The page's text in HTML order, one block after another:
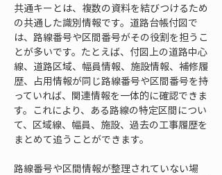
共通キーとは、複数の資料を結びつけるため
の共通した識別情報です。道路台帳付図で
は、路線番号や区間番号がその役割を担うこ
とが多いです。たとえば、付図上の道路中心
線、道路区域、幅員情報、施設情報、補修履
歴、占用情報が同じ路線番号や区間番号を持
っていれば、関連情報を一体的に確認できま
す。これにより、ある路線の特定区間につい
て、区域線、幅員、施設、過去の工事履歴を
まとめて追うことができます。
路線番号や区間情報が整理されていない場